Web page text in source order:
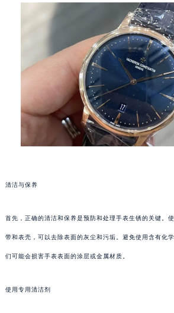
清洁与保养
首先，正确的清洁和保养是预防和处理手表生锈的关键。
带和表壳，可以去除表面的灰尘和污垢。避免使用含有化
们可能会损害手表表面的涂层或金属材质。
使用专用清洁剂